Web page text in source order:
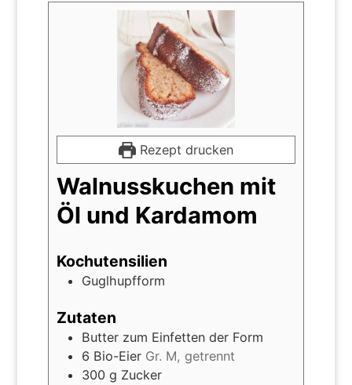
Rezept drucken
Walnusskuchen mit
Öl und Kardamom
Kochutensilien
Guglhupfform
Zutaten
Butter zum Einfetten der Form
6 Bio-Eier Gr. M, getrennt
300 g Zucker